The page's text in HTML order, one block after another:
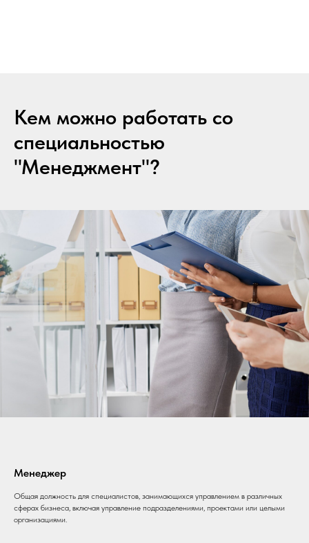
Кем можно работать со
специальностью
"Менеджмент"?
Менеджер
Общая должность для специалистов, занимающихся управлением в различных
сферах бизнеса, включая управление подразделениями, проектами или целыми
организациями.